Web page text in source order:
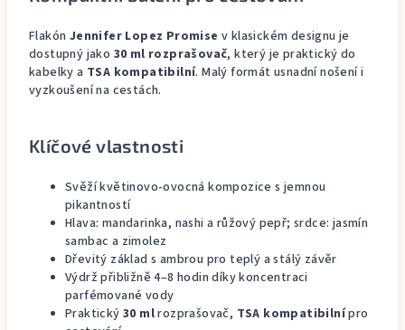
Flakón Jennifer Lopez Promise v klasickém designu je
dostupný jako 30 ml rozprašovač, který je praktický do
kabelky a TSA kompatibilní. Malý formát usnadní nošení i
vyzkoušení na cestách.
Klíčové vlastnosti
Svěží květinovo‑ovocná kompozice s jemnou
pikantností
Hlava: mandarinka, nashi a růžový pepř; srdce: jasmín
sambac a zimolez
Dřevitý základ s ambrou pro teplý a stálý závěr
Výdrž přibližně 4–8 hodin díky koncentraci
parfémované vody
Praktický 30 mlrozprašovač, TSA kompatibilnípro